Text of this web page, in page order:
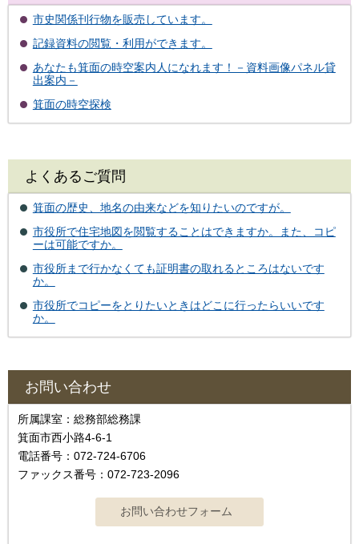
市史関係刊行物を販売しています。
記録資料の閲覧・利用ができます。
あなたも箕面の時空案内人になれます！－資料画像パネル貸
出案内－
箕面の時空探検
よくあるご質問
箕面の歴史、地名の由来などを知りたいのですが。
市役所で住宅地図を閲覧することはできますか。また、コピ
ーは可能ですか。
市役所まで行かなくても証明書の取れるところはないです
か。
市役所でコピーをとりたいときはどこに行ったらいいです
か。
お問い合わせ
所属課室：総務部総務課
箕面市西小路4‐6‐1
電話番号：072-724-6706
ファックス番号：072-723-2096